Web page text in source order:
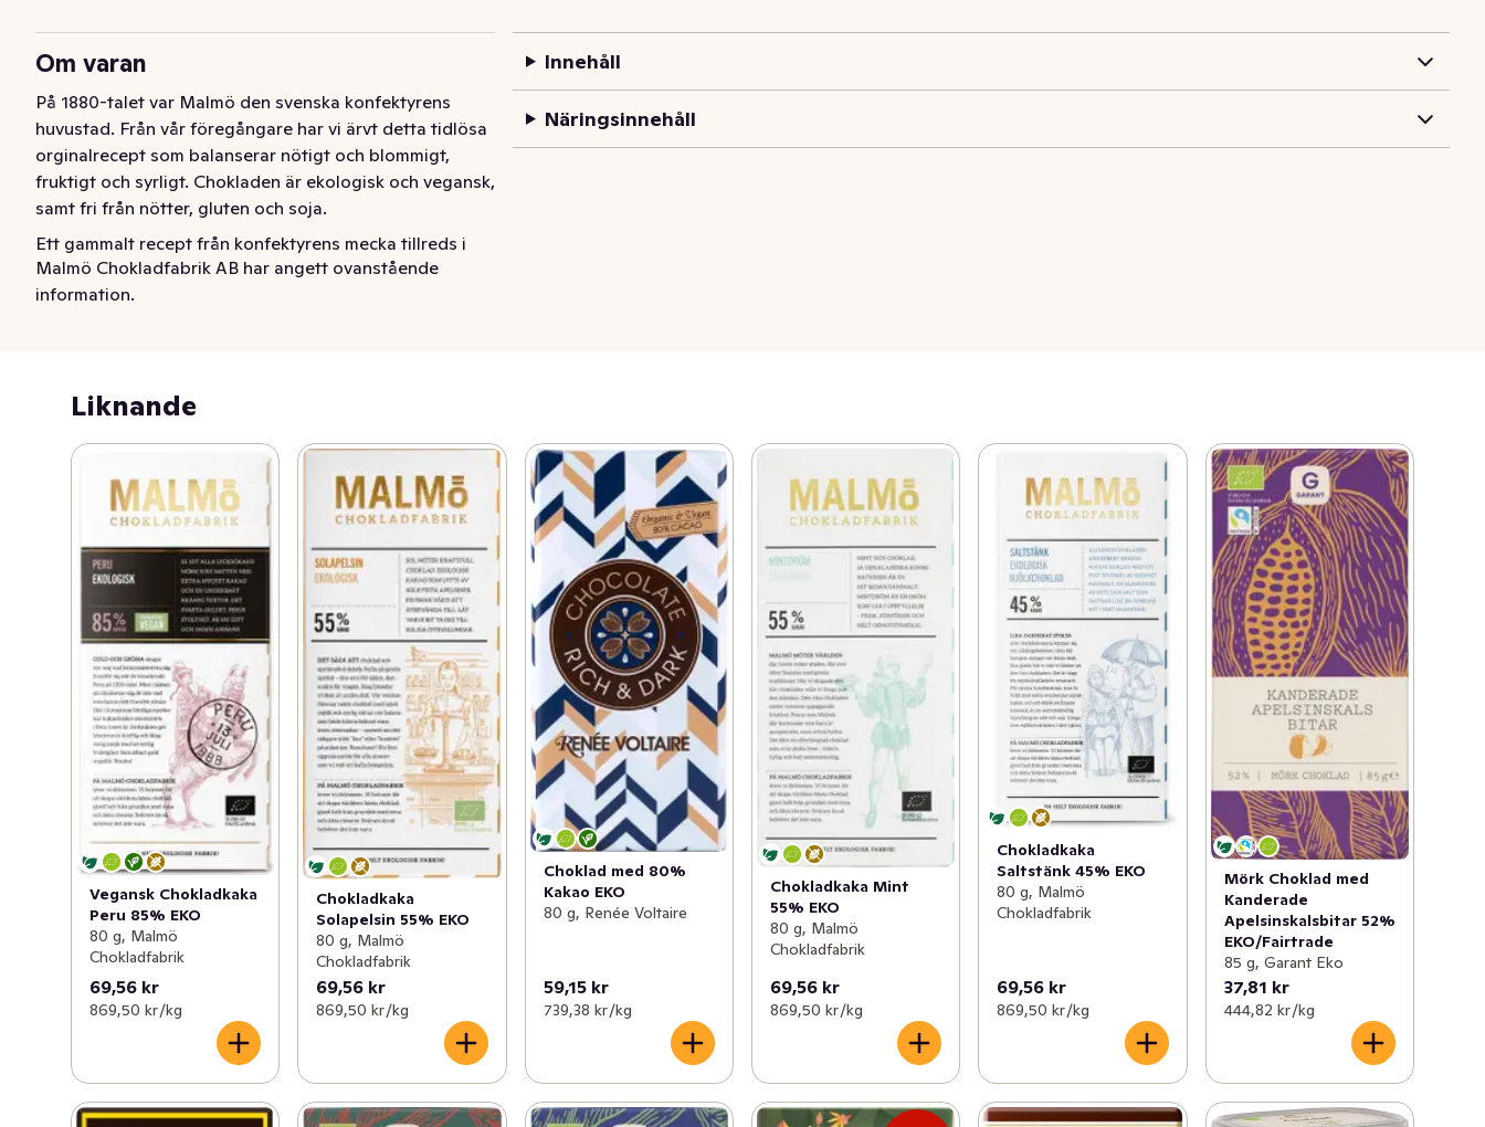
Om varan
På 1880-talet var Malmö den svenska konfektyrens
huvustad. Från vår föregångare har vi ärvt detta tidlösa
orginalrecept som balanserar nötigt och blommigt,
fruktigt och syrligt. Chokladen är ekologisk och vegansk,
samt fri från nötter, gluten och soja.
Ett gammalt recept från konfektyrens mecka tillreds i
våra egna maskiner för en mästerlig balansakt mellan
nötigt och blommigt, fruktigt och syrligt.
Malmö Chokladfabrik AB har angett ovanstående
information.
Innehåll
Näringsinnehåll
Liknande
Vegansk Chokladkaka
Peru 85% EKO
80 g, Malmö
Chokladfabrik
69,56 kr
869,50 kr /kg
Chokladkaka
Solapelsin 55% EKO
80 g, Malmö
Chokladfabrik
69,56 kr
869,50 kr /kg
Choklad med 80%
Kakao EKO
80 g, Renée Voltaire
59,15 kr
739,38 kr /kg
Chokladkaka Mint
55% EKO
80 g, Malmö
Chokladfabrik
69,56 kr
869,50 kr /kg
Chokladkaka
Saltstänk 45% EKO
80 g, Malmö
Chokladfabrik
69,56 kr
869,50 kr /kg
Mörk Choklad med
Kanderade
Apelsinskalsbitar 52%
EKO/Fairtrade
85 g, Garant Eko
37,81 kr
444,82 kr /kg